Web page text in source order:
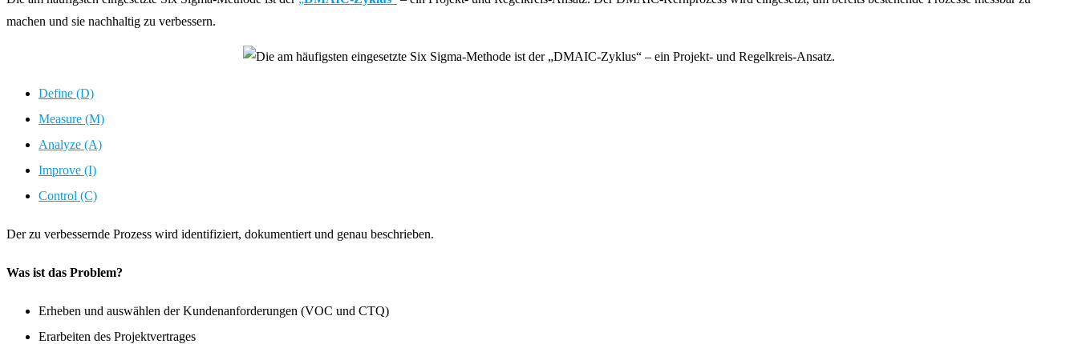
machen und sie nachhaltig zu verbessern.
Define (D)
Measure (M)
Analyze (A)
Improve (I)
Control (C)
Der zu verbessernde Prozess wird identifiziert, dokumentiert und genau beschrieben.
Was ist das Problem?
Erheben und auswählen der Kundenanforderungen (VOC und CTQ)
Erarbeiten des Projektvertrages